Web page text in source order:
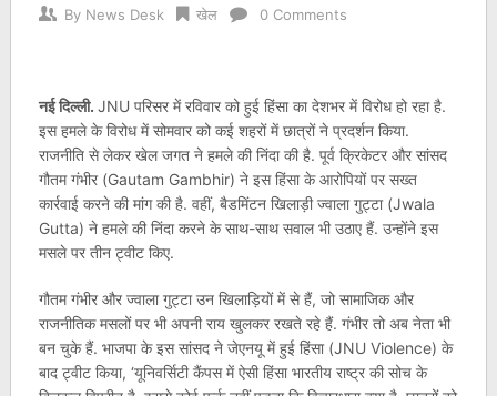
By News Desk खेल 0 Comments
नई दिल्ली. JNU परिसर में रविवार को हुई हिंसा का देशभर में विरोध हो रहा है.
इस हमले के विरोध में सोमवार को कई शहरों में छात्रों ने प्रदर्शन किया.
राजनीति से लेकर खेल जगत ने हमले की निंदा की है. पूर्व क्रिकेटर और सांसद
गौतम गंभीर (Gautam Gambhir) ने इस हिंसा के आरोपियों पर सख्त
कार्रवाई करने की मांग की है. वहीं, बैडमिंटन खिलाड़ी ज्वाला गुट्टा (Jwala
Gutta) ने हमले की निंदा करने के साथ-साथ सवाल भी उठाए हैं. उन्होंने इस
मसले पर तीन ट्वीट किए.
गौतम गंभीर और ज्वाला गुट्टा उन खिलाड़ियों में से हैं, जो सामाजिक और
राजनीतिक मसलों पर भी अपनी राय खुलकर रखते रहे हैं. गंभीर तो अब नेता भी
बन चुके हैं. भाजपा के इस सांसद ने जेएनयू में हुई हिंसा (JNU Violence) के
बाद ट्वीट किया, ‘यूनिवर्सिटी कैंपस में ऐसी हिंसा भारतीय राष्ट्र की सोच के